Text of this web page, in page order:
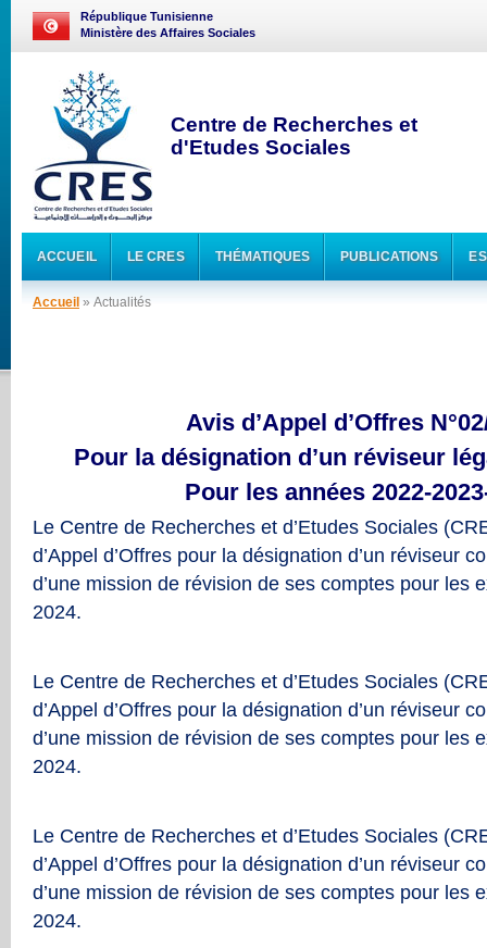
République Tunisienne
Ministère des Affaires Sociales
Centre de Recherches et
d'Etudes Sociales
ACCUEIL LE CRES THÉMATIQUES PUBLICATIONS
Accueil » Actualités
Avis d’Appel d’Offres
Pour la désignation d’un réviseur
Pour les années 2022-
Le Centre de Recherches et d’Etudes Sociales
d’Appel d’Offres pour la désignation d’un réviseur
d’une mission de révision de ses comptes pour les
2024.
Le Centre de Recherches et d’Etudes Sociales
d’Appel d’Offres pour la désignation d’un réviseur
d’une mission de révision de ses comptes pour les
2024.
Le Centre de Recherches et d’Etudes Sociales
d’Appel d’Offres pour la désignation d’un réviseur
d’une mission de révision de ses comptes pour les
2024.